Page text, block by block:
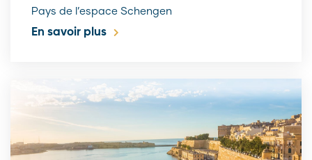
Pays de l’espace Schengen
En savoir plus